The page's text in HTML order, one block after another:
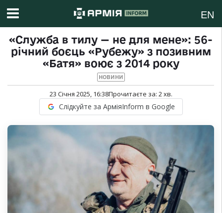
EN
«Служба в тилу — не для мене»: 56-
річний боєць «Рубежу» з позивним
«Батя» воює з 2014 року
НОВИНИ
23 Січня 2025, 16:38Прочитаєте за: 2хв.
Слідкуйте за АрміяInform в Google